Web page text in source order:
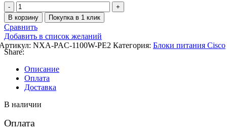
Количество
товара
Блок
питания
Cisco
NXA-
1100W-
PE2
В корзину Покупка в 1 клик
Сравнить
Добавить в список желаний
NXA-PAC-1100W-PE2 Категория: Блоки питания Cisco
Share:
Описание
Оплата
Доставка
В наличии
Оплата